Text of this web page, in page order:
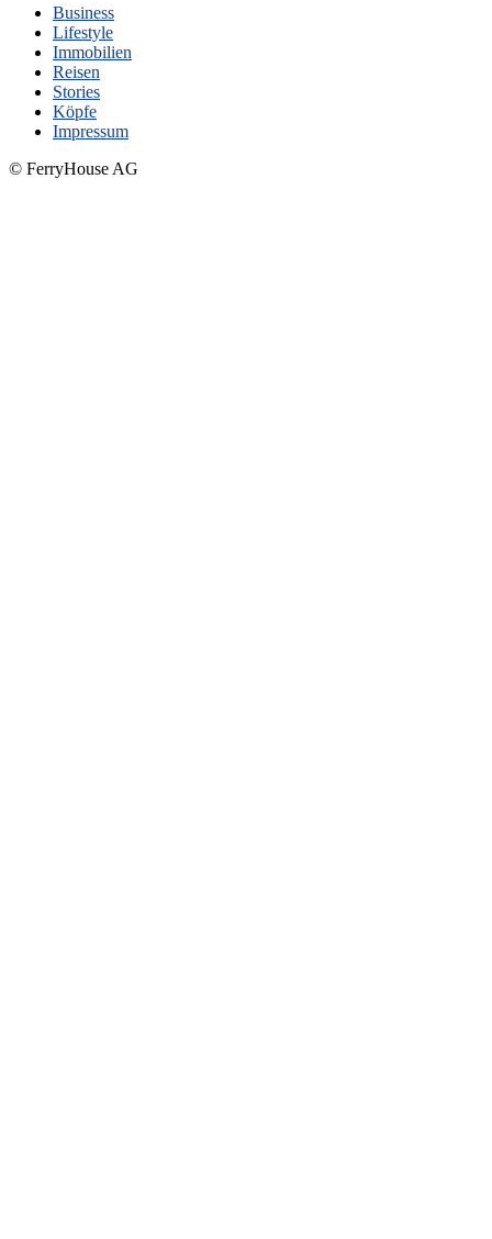
Business
Lifestyle
Immobilien
Reisen
Stories
Köpfe
Impressum
© FerryHouse AG